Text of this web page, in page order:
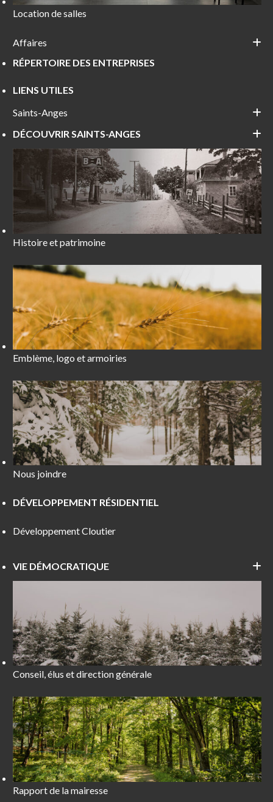
Location de salles
Affaires
RÉPERTOIRE DES ENTREPRISES
LIENS UTILES
Saints-Anges
DÉCOUVRIR SAINTS-ANGES
Histoire et patrimoine
Emblème, logo et armoiries
Nous joindre
DÉVELOPPEMENT RÉSIDENTIEL
Développement Cloutier
VIE DÉMOCRATIQUE
Conseil, élus et direction générale
Rapport de la mairesse